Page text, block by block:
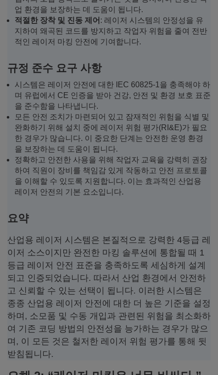
업 환경을 보장하는 데 도움이 됩니다.
적절한 장착 및 진동 제어 : 레이저 시스템의 안정성을 유
지하여 왜곡된 코드를 방지하고 작업자 위험을 줄여 전반
적인 레이저 마킹 안전에 기여합니다.
규정 준수 요구 사항
시스템은 레이저 안전에 대한 IEC 60825-1을 충족해야 하
며 유럽에서 CE 인증을 받아 건강, 안전 및 환경 보호 표준
을 준수함을 나타냅니다.
모든 안전 조치가 마련되어 있고 잠재적인 위험을 식별 및
완화하기 위해 설치 중에 레이저 위험 평가(RI&E)가 필요
한 경우가 많습니다. 이 중요한 단계는 안전한 운영 환경
을 보장하는 데 도움이 됩니다.
정확하고 안전한 사용을 위해 작업자 교육을 강력히 권장
하여 직원이 장비를 책임감 있게 작동하고 안전 프로토콜
을 이해할 수 있도록 지원합니다. 이는 효과적인 산업용
레이저 안전의 기본 요소입니다.
요약
산업용 레이저 시스템은 본질적으로 강력한 4등급 레
이저 소스이지만 완전한 마킹 솔루션에 통합될 때 1
등급 레이저 안전 표준을 충족하도록 세심하게 설계
되고 인증되었습니다. 따라서 산업 환경에서 안전하
고 신뢰할 수 있는 선택이 됩니다. 이러한 시스템은
종종 산업용 레이저 안전에 대한 더 높은 기준을 설정
하며, 소모품 및 수동 개입과 관련된 위험을 최소화하
여 기존 코딩 방법의 안전성을 능가하는 경우가 많으
며, 이 모든 것은 철저한 레이저 위험 평가를 통해 뒷
받침됩니다.